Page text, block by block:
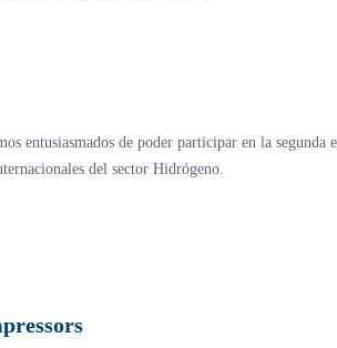
entusiasmados de poder participar en la
del sector Hidrógeno.